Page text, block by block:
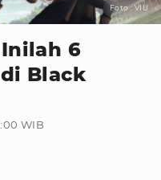
Foto : VIU
Inilah 6
Black
WIB